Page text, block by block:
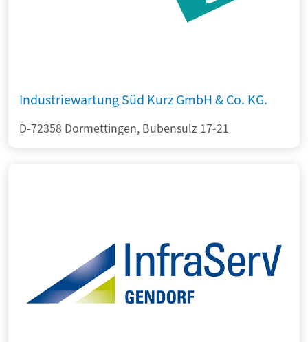
Industriewartung Süd Kurz GmbH & Co. KG.
D-72358 Dormettingen, Bubensulz 17-21